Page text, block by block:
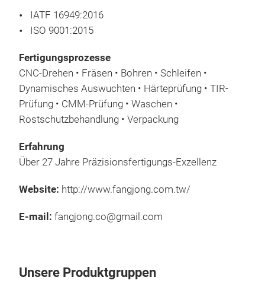
IATF 16949:2016
ISO 9001:2015
Fertigungsprozesse
CNC-Drehen • Fräsen • Bohren • Schleifen •
Dynamisches Auswuchten • Härteprüfung • TIR-
Prüfung • CMM-Prüfung • Waschen •
Rostschutzbehandlung • Verpackung
Erfahrung
Über 27 Jahre Präzisionsfertigungs-Exzellenz
Website: http://www.fangjong.com.tw/
E-mail: fangjong.co@gmail.com
Unsere Produktgruppen